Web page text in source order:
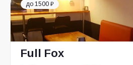
до 1500 ₽
Full Fox